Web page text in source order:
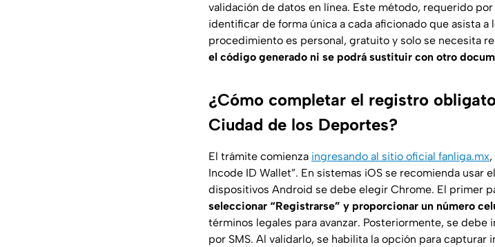
validación de datos en línea. Este método, requerido
identificar de forma única a cada aficionado que asista
procedimiento es personal, gratuito y solo se necesita
el código generado ni se podrá sustituir con otro
¿Cómo completar el registro
Ciudad de los Deportes?
El trámite comienza ingresando al sitio oficial fanliga.mx
Incode ID Wallet”. En sistemas iOS se recomienda usar
dispositivos Android se debe elegir Chrome. El primer
seleccionar “Registrarse” y proporcionar un número
términos legales para avanzar. Posteriormente, se
por SMS. Al validarlo, se habilita la opción para